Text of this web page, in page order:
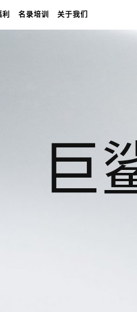
名录培训 关于我们
巨